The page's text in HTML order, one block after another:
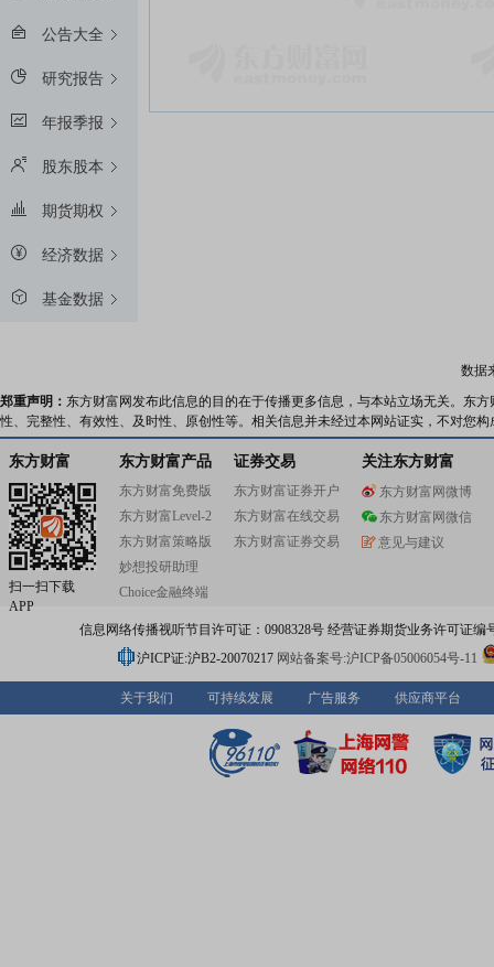
公告大全
研究报告
年报季报
股东股本
期货期权
经济数据
基金数据
数据
郑重声明： 东方财富网发布此信息的目的在于传播更多信息，与本站立场无关。东
性、完整性、有效性、及时性、原创性等。相关信息并未经过本网站证实，不对您
东方财富
扫一扫下载
APP
东方财富产品
东方财富免费版
东方财富Level-2
东方财富策略版
妙想投研助理
Choice金融终端
证券交易
东方财富证券开户
东方财富在线交易
东方财富证券交易
关注东方财富
东方财富网微博
东方财富网微信
意见与建议
信息网络传播视听节目许可证：0908328号 经营证券期货业务许可证编
沪ICP证:沪B2-20070217 网站备案号:沪ICP备05006054号-11
关于我们 可持续发展 广告服务 供应商平台